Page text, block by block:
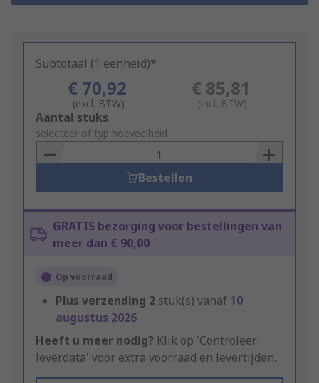
Subtotaal (1 eenheid)*
€ 70,92
(excl. BTW)
€ 85,81
(incl. BTW)
Add
to
Basket
Aantal stuks
selecteer of typ hoeveelheid
Bestellen
GRATIS bezorging voor bestellingen van
meer dan € 90,00
Op voorraad
Plus verzending 2 stuk(s) vanaf 10
augustus 2026
Heeft u meer nodig? Klik op 'Controleer
leverdata' voor extra voorraad en levertijden.